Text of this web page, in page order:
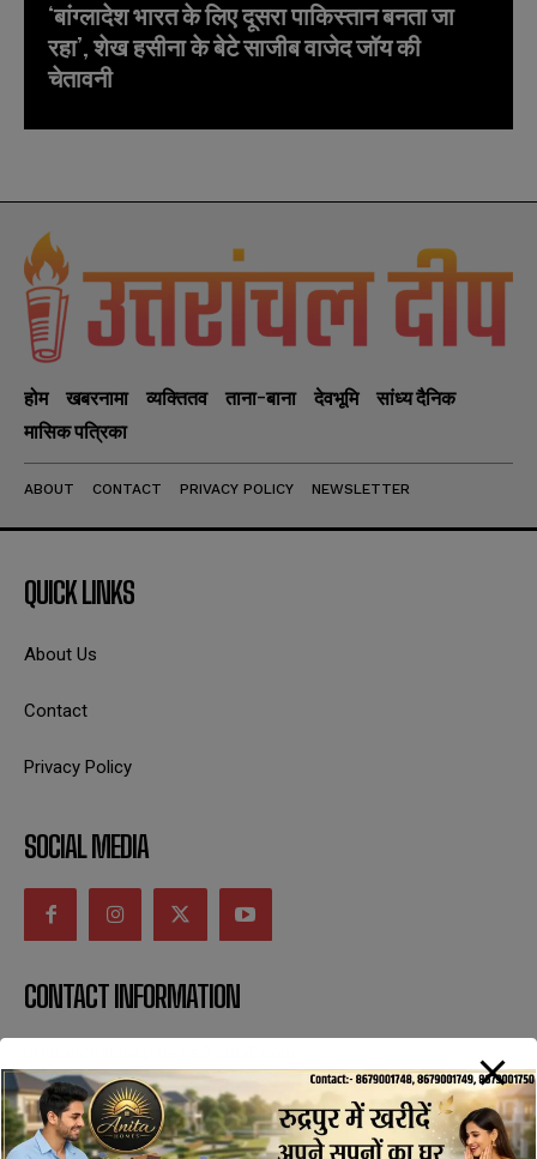
‘बांग्लादेश भारत के लिए दूसरा पाकिस्तान बनता जा
रहा’, शेख हसीना के बेटे साजीब वाजेद जॉय की
चेतावनी
होम खबरनामा व्यक्तितव ताना-बाना देवभूमि
सांध्य दैनिक
मासिक पत्रिका
ABOUT CONTACT PRIVACY POLICY NEWSLETTER
QUICK LINKS
About Us
Contact
Privacy Policy
SOCIAL MEDIA
CONTACT INFORMATION
SUBSCRIBE NOW